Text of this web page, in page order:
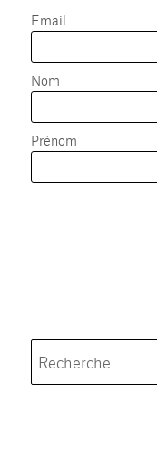
Email
Nom
Prénom